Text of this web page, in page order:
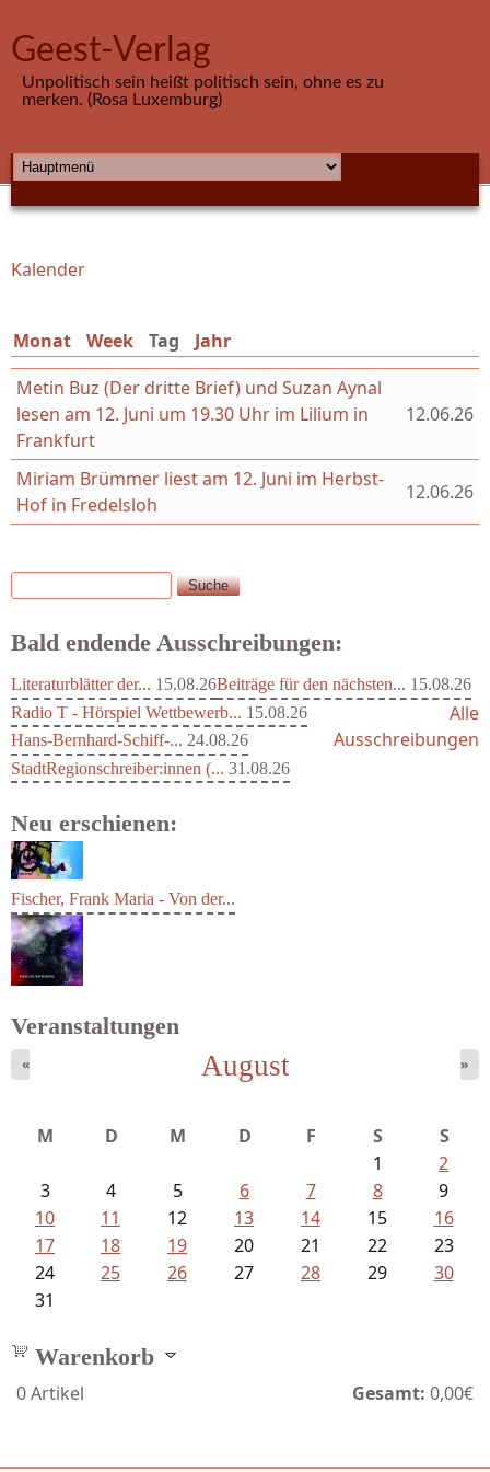
Geest-Verlag
Unpolitisch sein heißt politisch sein, ohne es zu
merken. (Rosa Luxemburg)
HAUPTMENÜ
Sie sind hier
Kalender
Monat Week Tag (aktiver Reiter)
Jahr
Metin Buz (Der dritte Brief) und Suzan Aynal
lesen am 12. Juni um 19.30 Uhr im Lilium in
Frankfurt
12.06.26
Miriam Brümmer liest am 12. Juni im Herbst-
Hof in Fredelsloh
12.06.26
Suchformular
Suche
Bald endende Ausschreibungen:
Literaturblätter der... 15.08.26Beiträge für den nächsten... 15.08.26
Radio T - Hörspiel Wettbewerb... 15.08.26
Hans-Bernhard-Schiff-... 24.08.26
StadtRegionschreiber:innen (... 31.08.26
Alle
Ausschreibungen
Neu erschienen:
Mayer König, Wolfgang - Dichtungen...
Fischer, Frank Maria - Von der...
Veranstaltungen
August
« »
M D M D F S
S
1
2
3
4 5 6 7 8
9
10
11 12 13 14 15
16
17
18 19 20 21 22
23
24
25 26 27 28 29
30
31
Warenkorb
0Artikel Gesamt: 0,00€